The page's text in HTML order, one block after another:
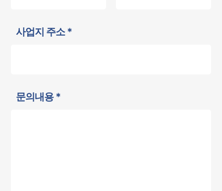
사업지 주소 *
문의내용 *